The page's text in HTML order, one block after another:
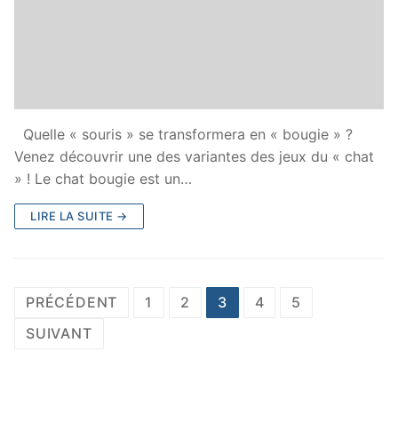
Quelle « souris » se transformera en « bougie » ?
Venez découvrir une des variantes des jeux du « chat
» ! Le chat bougie est un…
LIRE LA SUITE →
Navigation
des
PRÉCÉDENT 1 2 3 4
5
SUIVANT